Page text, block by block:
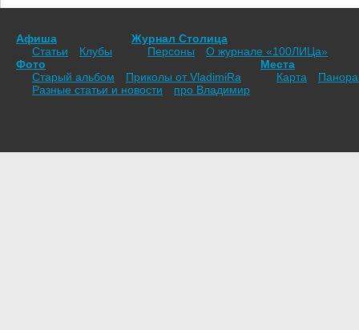
Афиша
Статьи
Клубы
Журнал Столица
Персоны
О журнале «100ЛИЦа»
Фото
Старый альбом
Приколы от VladimiRа
Места
Карта
Разные статьи и новости
про Владимир